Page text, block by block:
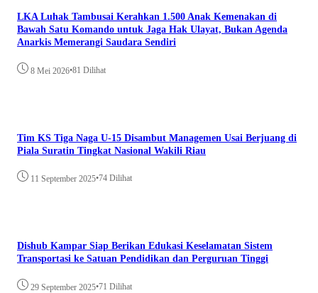
LKA Luhak Tambusai Kerahkan 1.500 Anak Kemenakan di
Bawah Satu Komando untuk Jaga Hak Ulayat, Bukan Agenda
Anarkis Memerangi Saudara Sendiri
8 Mei 2026•81 Dilihat
Tim KS Tiga Naga U-15 Disambut Managemen Usai Berjuang di
Piala Suratin Tingkat Nasional Wakili Riau
11 September 2025•74 Dilihat
Dishub Kampar Siap Berikan Edukasi Keselamatan Sistem
Transportasi ke Satuan Pendidikan dan Perguruan Tinggi
29 September 2025•71 Dilihat